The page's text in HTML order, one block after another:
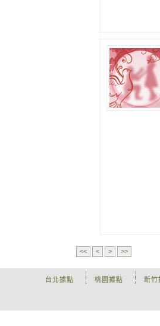
<< < > >>
新竹
桃園據點
台北據點